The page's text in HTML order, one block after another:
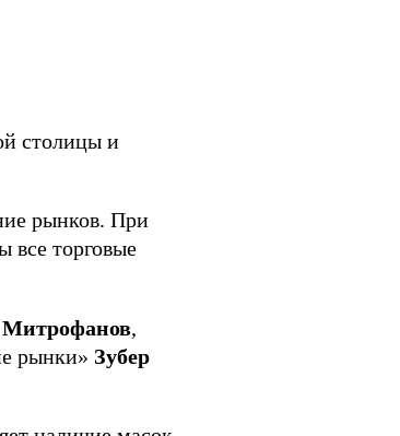
столицы и
рынков. При
все торговые
,
рынки» Зубер